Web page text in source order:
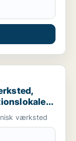
eller
værksted